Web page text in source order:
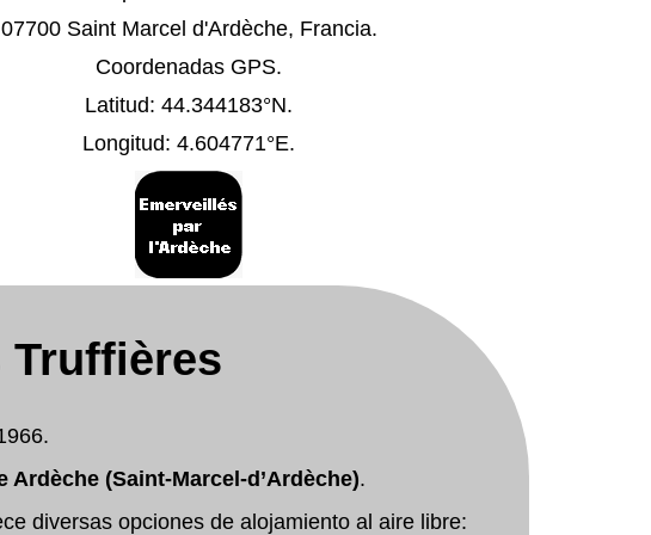
07700 Saint Marcel d'Ardèche, Francia.
Coordenadas GPS.
Latitud: 44.344183°N.
Longitud: 4.604771°E.
Truffières
Ardèche (Saint-Marcel-d’Ardèche).
diversas opciones de alojamiento al aire libre: